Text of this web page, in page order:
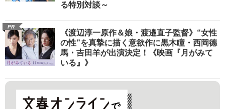
る特別対談～
PR
《渡辺淳一原作＆娘・渡邉直子監督》“女性
の性”を真摯に描く意欲作に黒木瞳・西岡德
馬・吉田羊が出演決定！《映画『月がみて
いる』》